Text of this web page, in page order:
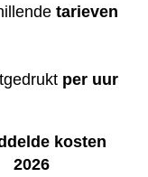
tarieven
per uur
kosten
2026